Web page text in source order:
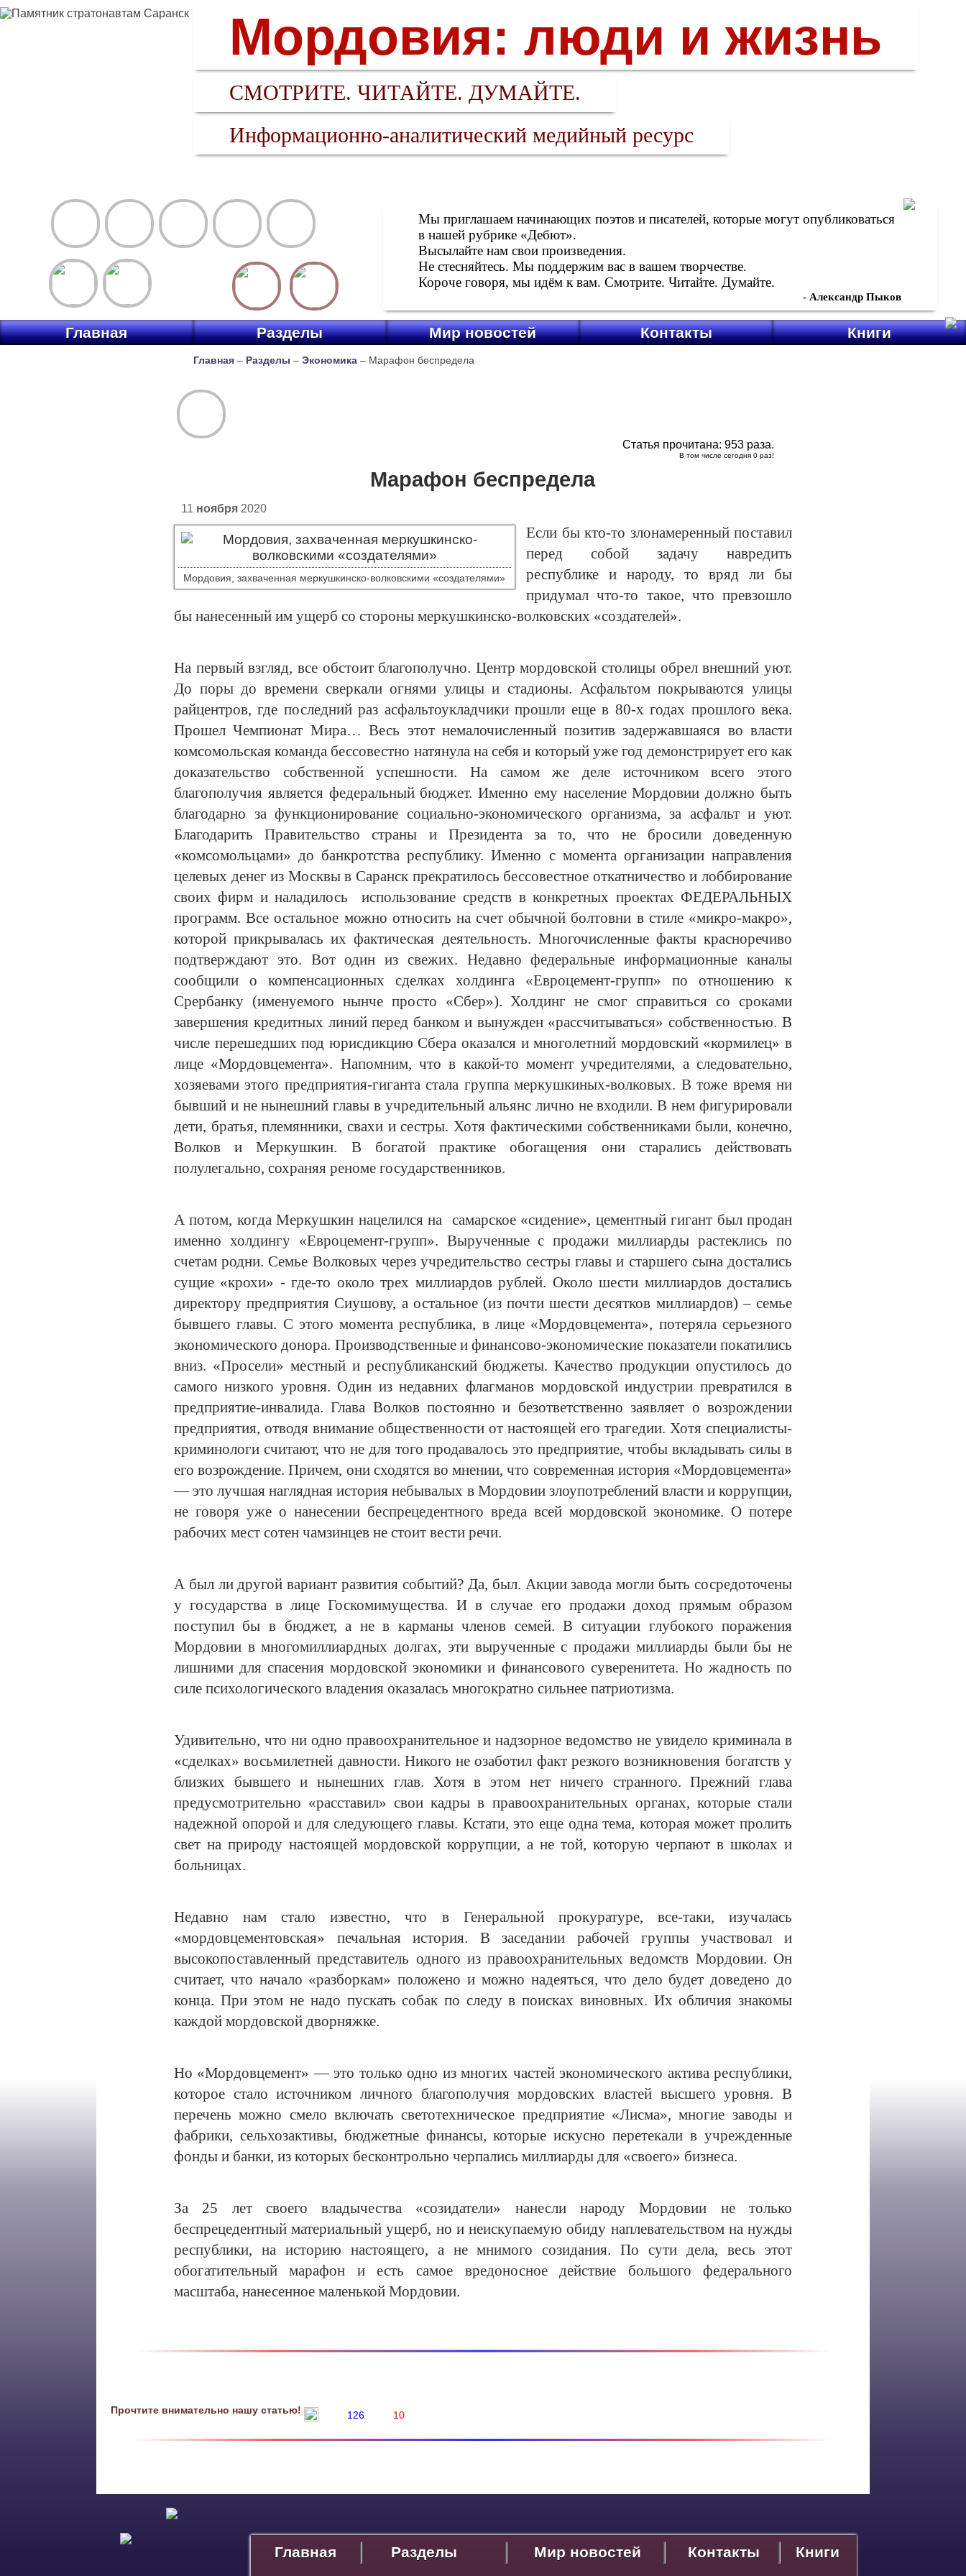
Мордовия: люди и жизнь
СМОТРИТЕ. ЧИТАЙТЕ. ДУМАЙТЕ.
Информационно-аналитический медийный ресурс
Мы приглашаем начинающих поэтов и писателей, которые могут опубликоваться
в нашей рубрике «Дебют».
Высылайте нам свои произведения.
Не стесняйтесь. Мы поддержим вас в вашем творчестве.
Короче говоря, мы идём к вам. Смотрите. Читайте. Думайте.
- Александр Пыков
Главная Разделы Мир новостей Контакты Книги
Главная– Разделы – Экономика– Марафон беспредела
Статья прочитана:953 раза.
В том числе сегодня0 раз!
Марафон беспредела
11 ноября2020
Мордовия, захваченная меркушкинско-волковскими «создателями»
Если бы кто-то злонамеренный поставил
перед собой задачу навредить
республике и народу, то вряд ли бы
придумал что-то такое, что превзошло
бы нанесенный им ущерб со стороны меркушкинско-волковских «создателей».
На первый взгляд, все обстоит благополучно. Центр мордовской столицы обрел внешний уют.
До поры до времени сверкали огнями улицы и стадионы. Асфальтом покрываются улицы
райцентров, где последний раз асфальтоукладчики прошли еще в 80-х годах прошлого века.
Прошел Чемпионат Мира… Весь этот немалочисленный позитив задержавшаяся во власти
комсомольская команда бессовестно натянула на себя и который уже год демонстрирует его как
доказательство собственной успешности. На самом же деле источником всего этого
благополучия является федеральный бюджет. Именно ему население Мордовии должно быть
благодарно за функционирование социально-экономического организма, за асфальт и уют.
Благодарить Правительство страны и Президента за то, что не бросили доведенную
«комсомольцами» до банкротства республику. Именно с момента организации направления
целевых денег из Москвы в Саранск прекратилось бессовестное откатничество и лоббирование
своих фирм и наладилось использование средств в конкретных проектах ФЕДЕРАЛЬНЫХ
программ. Все остальное можно относить на счет обычной болтовни в стиле «микро-макро»,
которой прикрывалась их фактическая деятельность. Многочисленные факты красноречиво
подтверждают это. Вот один из свежих. Недавно федеральные информационные каналы
сообщили о компенсационных сделках холдинга «Евроцемент-групп» по отношению к
Срербанку (именуемого нынче просто «Сбер»). Холдинг не смог справиться со сроками
завершения кредитных линий перед банком и вынужден «рассчитываться» собственностью. В
числе перешедших под юрисдикцию Сбера оказался и многолетний мордовский «кормилец» в
лице «Мордовцемента». Напомним, что в какой-то момент учредителями, а следовательно,
хозяевами этого предприятия-гиганта стала группа меркушкиных-волковых. В тоже время ни
бывший и не нынешний главы в учредительный альянс лично не входили. В нем фигурировали
дети, братья, племянники, свахи и сестры. Хотя фактическими собственниками были, конечно,
Волков и Меркушкин. В богатой практике обогащения они старались действовать
полулегально, сохраняя реноме государственников.
А потом, когда Меркушкин нацелился на самарское «сидение», цементный гигант был продан
именно холдингу «Евроцемент-групп». Вырученные с продажи миллиарды растеклись по
счетам родни. Семье Волковых через учредительство сестры главы и старшего сына достались
сущие «крохи» - где-то около трех миллиардов рублей. Около шести миллиардов достались
директору предприятия Сиушову, а остальное (из почти шести десятков миллиардов) – семье
бывшего главы. С этого момента республика, в лице «Мордовцемента», потеряла серьезного
экономического донора. Производственные и финансово-экономические показатели покатились
вниз. «Просели» местный и республиканский бюджеты. Качество продукции опустилось до
самого низкого уровня. Один из недавних флагманов мордовской индустрии превратился в
предприятие-инвалида. Глава Волков постоянно и безответственно заявляет о возрождении
предприятия, отводя внимание общественности от настоящей его трагедии. Хотя специалисты-
криминологи считают, что не для того продавалось это предприятие, чтобы вкладывать силы в
его возрождение. Причем, они сходятся во мнении, что современная история «Мордовцемента»
— это лучшая наглядная история небывалых в Мордовии злоупотреблений власти и коррупции,
не говоря уже о нанесении беспрецедентного вреда всей мордовской экономике. О потере
рабочих мест сотен чамзинцев не стоит вести речи.
А был ли другой вариант развития событий? Да, был. Акции завода могли быть сосредоточены
у государства в лице Госкомимущества. И в случае его продажи доход прямым образом
поступил бы в бюджет, а не в карманы членов семей. В ситуации глубокого поражения
Мордовии в многомиллиардных долгах, эти вырученные с продажи миллиарды были бы не
лишними для спасения мордовской экономики и финансового суверенитета. Но жадность по
силе психологического владения оказалась многократно сильнее патриотизма.
Удивительно, что ни одно правоохранительное и надзорное ведомство не увидело криминала в
«сделках» восьмилетней давности. Никого не озаботил факт резкого возникновения богатств у
близких бывшего и нынешних глав. Хотя в этом нет ничего странного. Прежний глава
предусмотрительно «расставил» свои кадры в правоохранительных органах, которые стали
надежной опорой и для следующего главы. Кстати, это еще одна тема, которая может пролить
свет на природу настоящей мордовской коррупции, а не той, которую черпают в школах и
больницах.
Недавно нам стало известно, что в Генеральной прокуратуре, все-таки, изучалась
«мордовцементовская» печальная история. В заседании рабочей группы участвовал и
высокопоставленный представитель одного из правоохранительных ведомств Мордовии. Он
считает, что начало «разборкам» положено и можно надеяться, что дело будет доведено до
конца. При этом не надо пускать собак по следу в поисках виновных. Их обличия знакомы
каждой мордовской дворняжке.
Но «Мордовцемент» — это только одно из многих частей экономического актива республики,
которое стало источником личного благополучия мордовских властей высшего уровня. В
перечень можно смело включать светотехническое предприятие «Лисма», многие заводы и
фабрики, сельхозактивы, бюджетные финансы, которые искусно перетекали в учрежденные
фонды и банки, из которых бесконтрольно черпались миллиарды для «своего» бизнеса.
За 25 лет своего владычества «созидатели» нанесли народу Мордовии не только
беспрецедентный материальный ущерб, но и неискупаемую обиду наплевательством на нужды
республики, на историю настоящего, а не мнимого созидания. По сути дела, весь этот
обогатительный марафон и есть самое вредоносное действие большого федерального
масштаба, нанесенное маленькой Мордовии.
Прочтите внимательно нашу статью! 126 10
Главная Разделы Мир новостей Контакты Книги